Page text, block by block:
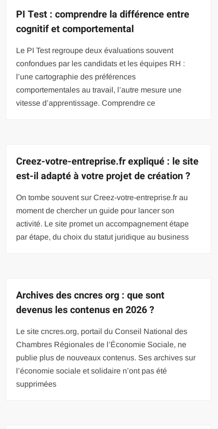
PI Test : comprendre la différence entre
cognitif et comportemental
Le PI Test regroupe deux évaluations souvent
confondues par les candidats et les équipes RH :
l’une cartographie des préférences
comportementales au travail, l’autre mesure une
vitesse d’apprentissage. Comprendre ce
Creez-votre-entreprise.fr expliqué : le site
est-il adapté à votre projet de création ?
On tombe souvent sur Creez-votre-entreprise.fr au
moment de chercher un guide pour lancer son
activité. Le site promet un accompagnement étape
par étape, du choix du statut juridique au business
Archives des cncres org : que sont
devenus les contenus en 2026 ?
Le site cncres.org, portail du Conseil National des
Chambres Régionales de l’Économie Sociale, ne
publie plus de nouveaux contenus. Ses archives sur
l’économie sociale et solidaire n’ont pas été
supprimées